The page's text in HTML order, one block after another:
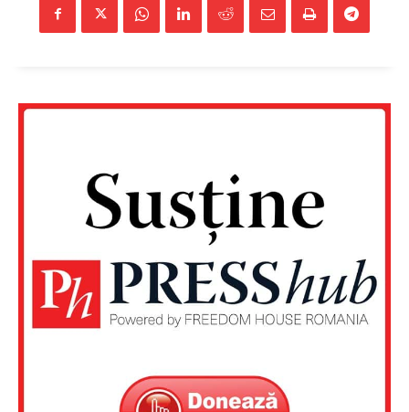
Un proiect
FREEDOM HOUSE ROMÂNIA
PRESShub
Proiecte editoriale